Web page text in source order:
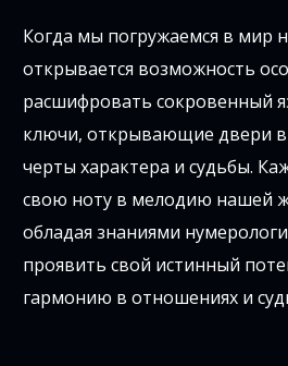
Когда мы погружаемся в мир
открывается возможность
расшифровать сокровенный
ключи, открывающие двери
черты характера и судьбы.
свою ноту в мелодию нашей
обладая знаниями
проявить свой истинный
гармонию в отношениях и